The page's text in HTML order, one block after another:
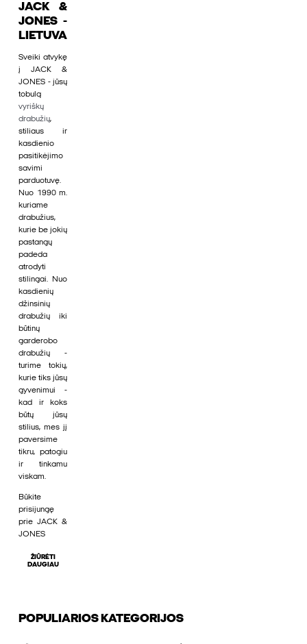
JACK &
JONES -
LIETUVA
Sveiki atvykę
į JACK &
JONES - jūsų
tobulą
vyriškų
drabužių,
stiliaus ir
kasdienio
pasitikėjimo
savimi
parduotuvę.
Nuo 1990 m.
kuriame
drabužius,
kurie be jokių
pastangų
padeda
atrodyti
stilingai. Nuo
kasdienių
džinsinių
drabužių iki
būtinų
garderobo
drabužių -
turime tokių,
kurie tiks jūsų
gyvenimui -
kad ir koks
būtų jūsų
stilius, mes jį
paversime
tikru, patogiu
ir tinkamu
viskam.
Būkite
prisijungę
prie JACK &
JONES
ŽIŪRĖTI
DAUGIAU
POPULIARIOS KATEGORIJOS